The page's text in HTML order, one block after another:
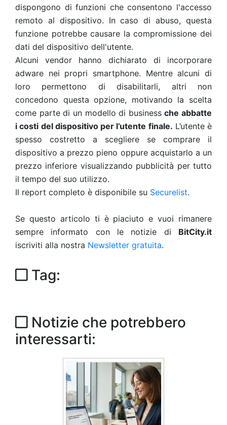
dispongono di funzioni che consentono l'accesso
remoto al dispositivo. In caso di abuso, questa
funzione potrebbe causare la compromissione dei
dati del dispositivo dell'utente.
Alcuni vendor hanno dichiarato di incorporare
adware nei propri smartphone. Mentre alcuni di
loro permettono di disabilitarli, altri non
concedono questa opzione, motivando la scelta
come parte di un modello di businessche abbatte
i costi del dispositivo per l’utente finale. L’utente è
spesso costretto a scegliere se comprare il
dispositivo a prezzo pieno oppure acquistarlo a un
prezzo inferiore visualizzando pubblicità per tutto
il tempo del suo utilizzo.
Il report completo è disponibile su Securelist.
Se questo articolo ti è piaciuto e vuoi rimanere
sempre informato con le notizie di BitCity.it
iscriviti alla nostra Newsletter gratuita.
Tag:
Notizie che potrebbero
interessarti: